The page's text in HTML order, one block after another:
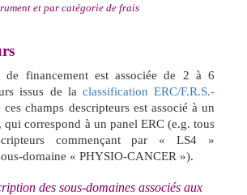
et par catégorie de frais
de financement est associée de 2 à 6
issus de la classification ERC/F.R.S.-
ces champs descripteurs est associé à un
qui correspond à un panel ERC (e.g. tous
commençant par « LS4 »
domaine « PHYSIO-CANCER »).
des sous-domaines associés aux